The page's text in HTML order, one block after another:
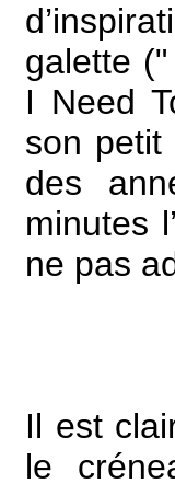
galette
I Need
son petit
des
minutes
Il est
le